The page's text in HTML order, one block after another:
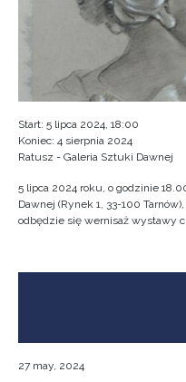
Start: 5 lipca 2024, 18:00
Koniec: 4 sierpnia 2024
Ratusz - Galeria Sztuki Dawnej
5 lipca 2024 roku, o godzinie
Dawnej (Rynek 1, 33-100
odbędzie się wernisaż wystawy
27 may, 2024